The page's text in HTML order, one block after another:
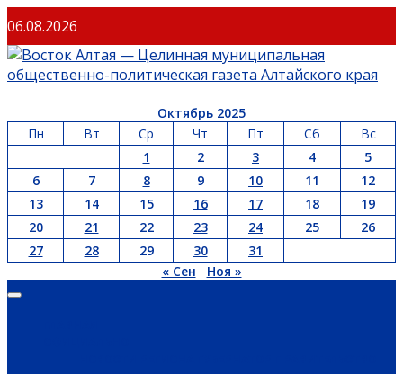
Перейти
к
содержимому
06.08.2026
Октябрь 2025
Пн
Вт Ср Чт Пт Сб
Вс
1
2 3 4
5
6
7 8 9 10 11
12
13
14 15 16 17 18
19
20
21 22 23 24 25
26
27
28 29 30
31
« Сен
Ноя »
Основное